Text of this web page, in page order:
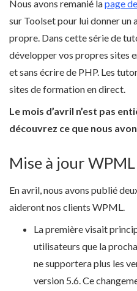
Nous avons remanié lapage
sur Toolset pour lui donner un
propre. Dans cette série de
développer vos propres sites
et sans écrire de PHP. Les
sites de formation en direct.
Le mois d’avril n’est pas
découvrez ce que nous
Mise à jour WPML
En avril, nous avons publié
aideront nos clients WPML.
La première visait
utilisateurs que la
ne supportera plus les
version 5.6. Ce